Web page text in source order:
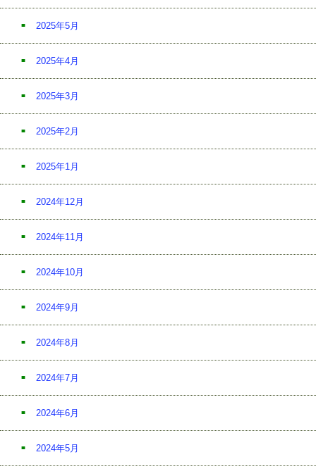
2025年5月
2025年4月
2025年3月
2025年2月
2025年1月
2024年12月
2024年11月
2024年10月
2024年9月
2024年8月
2024年7月
2024年6月
2024年5月